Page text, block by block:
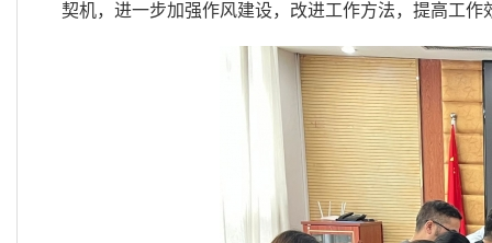
契机，进一步加强作风建设，改进工作方法，提高工